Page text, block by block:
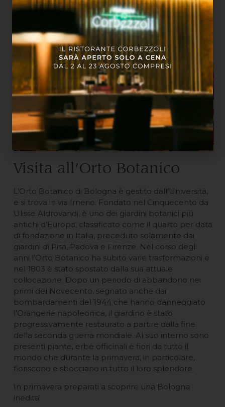
coinvolgente e indimenticabile. Saranno presenti un
autentico mulino olandese a grandezza naturale e
un enorme zoccolo a disposizione dei visitatori per
scattare foto a tema. Ci sarà poi un’area ristoro dove
si potranno assaggiare deliziosi menù olandesi.
Visita all’Orto Botanico
L’Orto Botanico di Bologna è gestito dall’Università,
e si trova in via Irnerio. Fondato nel Cinquecento da
Ulisse Aldrovandi, è uno dei giardini botanici più
antichi d’Europa, classificato come il quarto per data
di fondazione in Italia, preceduto solamente dai
giardini di Pisa, Padova e Firenze. Nel corso degli
anni l’Orto Botanico ha subito varie trasformazioni e
nel 1803 è stato spostato dalla sua attuale
collocazione. Dopo un periodo di abbandono nei
primi del Novecento, segnato anche dai
bombardamenti del 1944 che hanno danneggiato
l’Orangerie napoleonica, il giardino è stato
progressivamente restaurato a partire dalla fine
della seconda guerra mondiale. Al suo interno sono
presenti piante, erbe officinali e fiori da tutto il
mondo che durante la primavera, in particolare,
fioriscono e sbocciano in tutto il loro splendore.
In primavera preparati a scoprire una Bologna
inedita!